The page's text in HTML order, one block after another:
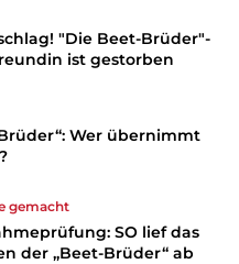
"Die Beet-Brüder"-
ist gestorben
Wer übernimmt
gemacht
SO lief das
der „Beet-Brüder“ ab